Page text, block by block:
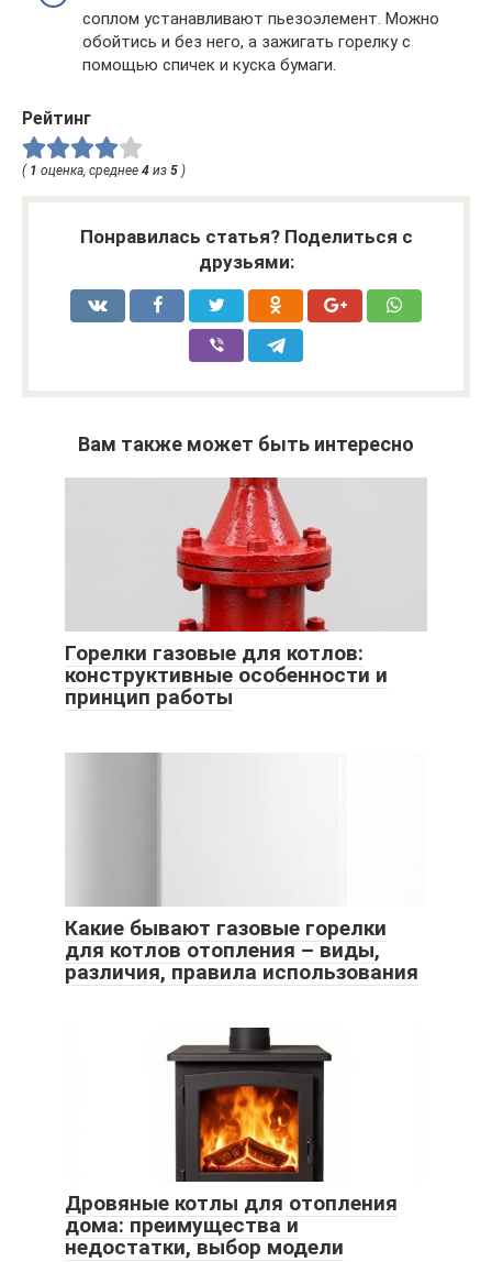
соплом устанавливают пьезоэлемент. Можно
обойтись и без него, а зажигать горелку с
помощью спичек и куска бумаги.
Рейтинг
( 1 оценка, среднее 4 из 5 )
Понравилась статья? Поделиться с
друзьями:
Вам также может быть интересно
Горелки газовые для котлов:
конструктивные особенности и
принцип работы
Какие бывают газовые горелки
для котлов отопления – виды,
различия, правила использования
Дровяные котлы для отопления
дома: преимущества и
недостатки, выбор модели